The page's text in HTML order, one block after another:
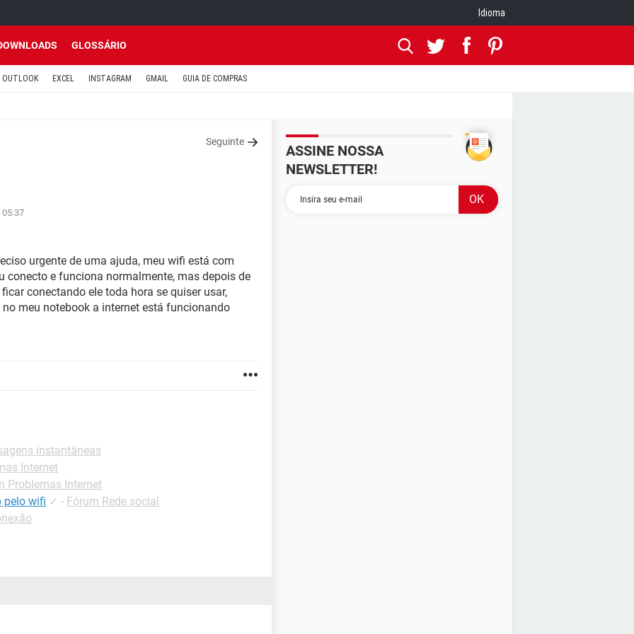
Idioma
GLOSSÁRIO
OUTLOOK EXCEL INSTAGRAM GMAIL GUIA DE COMPRAS
Seguinte
urgente de uma ajuda, meu wifi está com
conecto e funciona normalmente, mas depois de
conectando ele toda hora se quiser usar,
meu notebook a internet está funcionando
instantâneas
Internet
Problemas Internet
pelo wifi ✓ - Fórum Rede social
ASSINE NOSSA
NEWSLETTER!